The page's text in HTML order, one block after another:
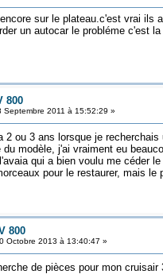
sur le plateau.c'est vrai ils
un autocar le probléme c'est
800
2011 à 15:52:29 »
2 ou 3 ans lorsque je
du modèle, j'ai vraiment eu
qui a bien voulu me céder
pour le restaurer, mais
800
Octobre 2013 à 13:40:47 »
de pièces pour mon cruisair